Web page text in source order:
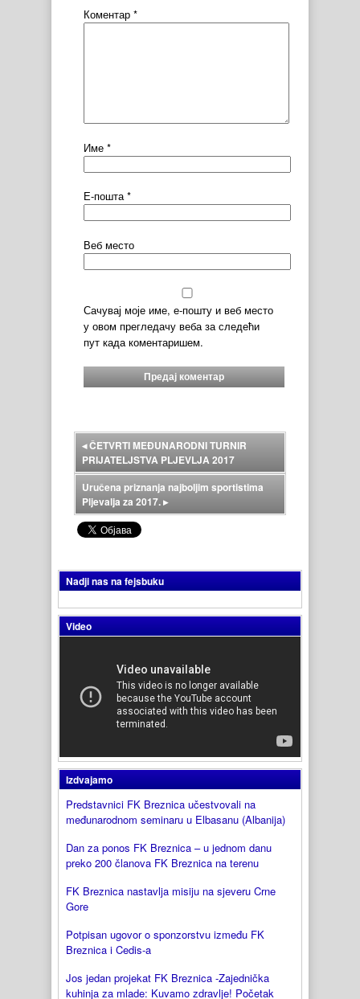
Коментар *
Име *
Е-пошта*
Веб место
Сачувај моје име, е-пошту и веб место
у овом прегледачу веба за следећи
пут када коментаришем.
◂ČETVRTI MEĐUNARODNI TURNIR
PRIJATELJSTVA PLJEVLJA 2017
Uručena priznanja najboljim sportistima
Pljevalja za 2017.▸
Nadji nas na fejsbuku
Video
Izdvajamo
Predstavnici FK Breznica učestvovali na
međunarodnom seminaru u Elbasanu (Albanija)
Dan za ponos FK Breznica – u jednom danu
preko 200 članova FK Breznica na terenu
FK Breznica nastavlja misiju na sjeveru Crne
Gore
Potpisan ugovor o sponzorstvu između FK
Breznica i Cedis-a
Jos jedan projekat FK Breznica -Zajednička
kuhinja za mlade: Kuvamo zdravlje! Početak